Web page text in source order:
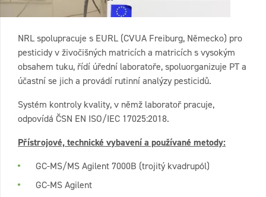
NRL spolupracuje s EURL (CVUA Freiburg, Německo) pro
pesticidy v živočišných matricích a matricích s vysokým
obsahem tuku, řídí úřední laboratoře, spoluorganizuje PT a
účastní se jich a provádí rutinní analýzy pesticidů.
Systém kontroly kvality, v němž laboratoř pracuje,
odpovídá ČSN EN ISO/IEC 17025:2018.
Přístrojové, technické vybavení a používané metody:
GC-MS/MS Agilent 7000B (trojitý kvadrupól)
GC-MS Agilent